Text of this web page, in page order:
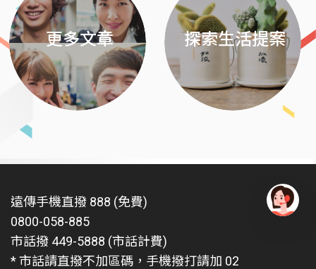
更多文章 探索生活提案
遠傳手機直撥 888 (免費)
0800-058-885
市話撥 449-5888 (市話計費)
* 市話請直撥不加區碼，手機撥打請加 02